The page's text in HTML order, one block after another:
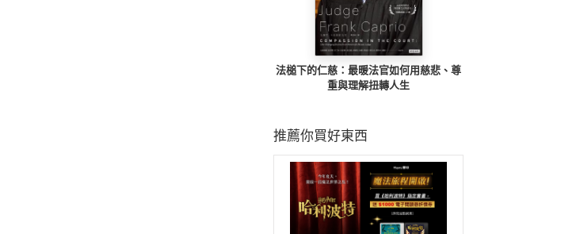
法槌下的仁慈：最暖法官如何用慈悲、尊
重與理解扭轉人生
推薦你買好東西